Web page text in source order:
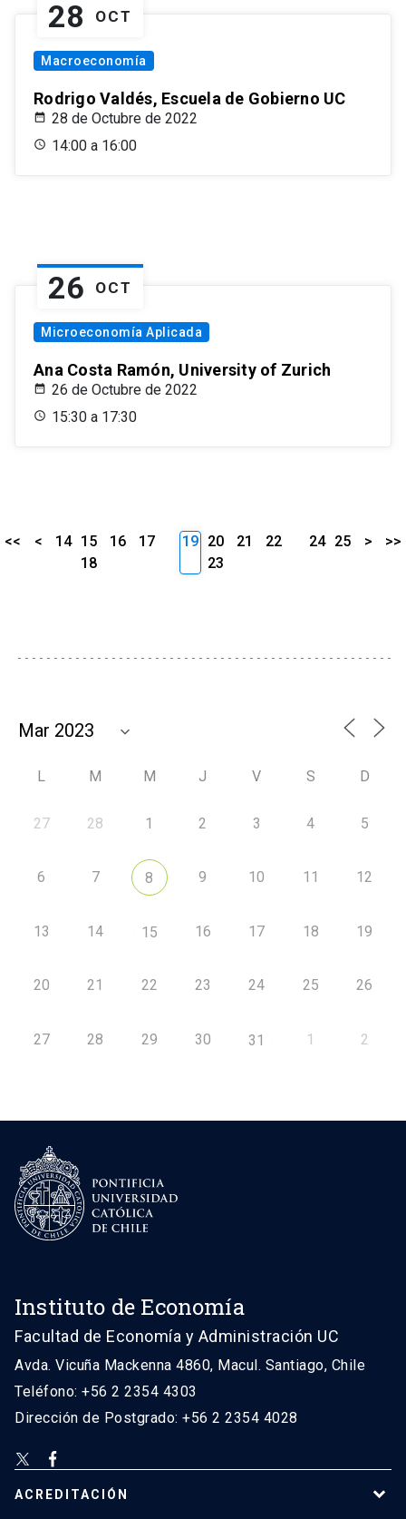
28 OCT
Macroeconomía
Rodrigo Valdés, Escuela de Gobierno UC
28 de Octubre de 2022
14:00 a 16:00
26 OCT
Microeconomía Aplicada
Ana Costa Ramón, University of Zurich
26 de Octubre de 2022
15:30 a 17:30
<< < 14 15 16
17
18
19 20 21
22
23
24 25 > >>
L M M J V S D
27 28 1 2 3 4 5
6 7 8 9 10 11 12
13 14 15 16 17 18 19
20 21 22 23 24 25 26
27 28 29 30 31 1 2
Instituto de Economía
Facultad de Economía y Administración UC
Avda. Vicuña Mackenna 4860, Macul. Santiago, Chile
Teléfono: +56 2 2354 4303
Dirección de Postgrado: +56 2 2354 4028
ACREDITACIÓN